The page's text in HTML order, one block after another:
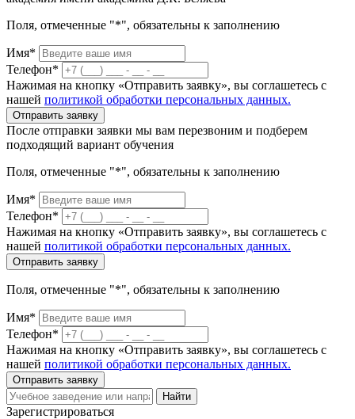
Поля, отмеченные "*", обязательны к заполнению
Имя*
Телефон*
Нажимая на кнопку «Отправить заявку», вы соглашетесь с
нашей политикой обработки персональных данных.
Отправить заявку
После отправки заявки мы вам перезвоним и подберем
подходящий вариант обучения
Поля, отмеченные "*", обязательны к заполнению
Имя*
Телефон*
Нажимая на кнопку «Отправить заявку», вы соглашетесь с
нашей политикой обработки персональных данных.
Отправить заявку
Поля, отмеченные "*", обязательны к заполнению
Имя*
Телефон*
Нажимая на кнопку «Отправить заявку», вы соглашетесь с
нашей политикой обработки персональных данных.
Отправить заявку
Найти
Зарегистрироваться